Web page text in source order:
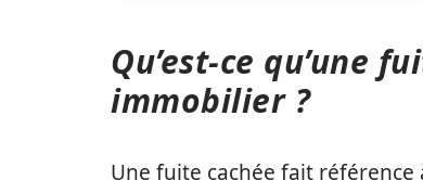
Qu’est-ce qu’une
immobilier ?
Une fuite cachée fait référence